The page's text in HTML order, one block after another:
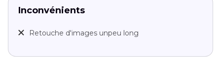
Inconvénients
Retouche d'images unpeu long